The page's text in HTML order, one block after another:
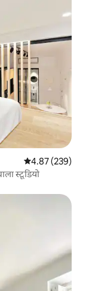
औसत रेटिंग 5 में से
4.87 (239)
स्टूडियो